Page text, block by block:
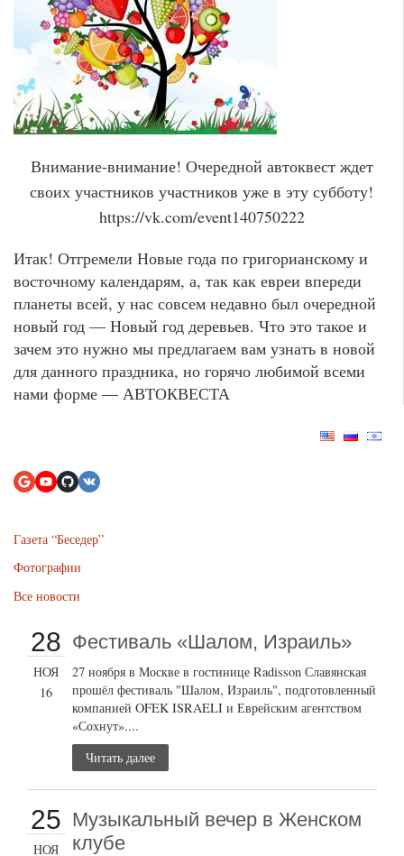
Внимание-внимание! Очередной автоквест ждет
своих участников участников уже в эту субботу!
https://vk.com/event140750222
Итак! Отгремели Новые года по григорианскому и
восточному календарям, а, так как евреи впереди
планеты всей, у нас совсем недавно был очередной
новый год — Новый год деревьев. Что это такое и
зачем это нужно мы предлагаем вам узнать в новой
для данного праздника, но горячо любимой всеми
нами форме — АВТОКВЕСТА
Газета “Беседер”
Фотографии
Все новости
28
НОЯ
16
Фестиваль «Шалом, Израиль»
27 ноября в Москве в гостинице Radisson Славянская
прошёл фестиваль "Шалом, Израиль", подготовленный
компанией OFEK ISRAELI и Еврейским агентством
«Сохнут»....
Читать далее
25
НОЯ
Музыкальный вечер в Женском
клубе